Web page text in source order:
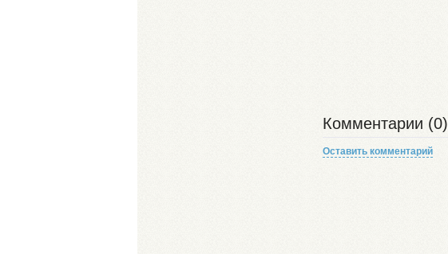
Комментарии (0)
Оставить комментарий